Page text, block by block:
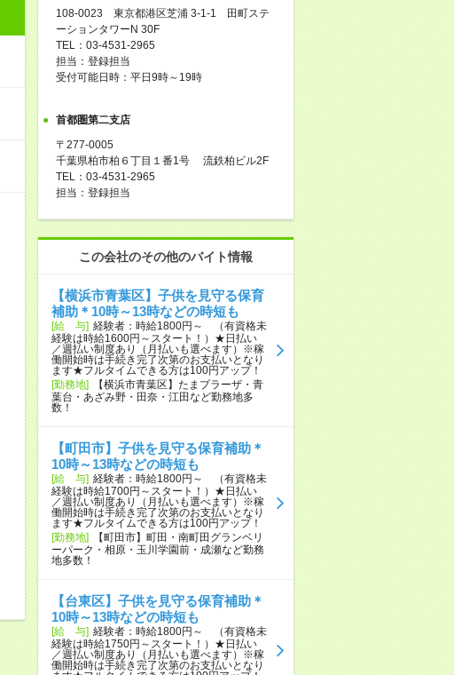
108-0023 東京都港区芝浦 3-1-1 田町ステ
ーションタワーN 30F
TEL：03-4531-2965
担当：登録担当
受付可能日時：平日9時～19時
首都圏第二支店
〒277-0005
千葉県柏市柏６丁目１番1号 流鉄柏ビル2F
TEL：03-4531-2965
担当：登録担当
この会社のその他のバイト情報
【横浜市青葉区】子供を見守る保育
補助＊10時～13時などの時短も
[給 与] 経験者：時給1800円～ （有資格未
経験は時給1600円～スタート！）★日払い
／週払い制度あり（月払いも選べます）※稼
働開始時は手続き完了次第のお支払いとなり
ます★フルタイムできる方は100円アップ！
[勤務地]
【横浜市青葉区】たまプラーザ・青
葉台・あざみ野・田奈・江田など勤務地多
数！
【町田市】子供を見守る保育補助＊
10時～13時などの時短も
[給 与] 経験者：時給1800円～ （有資格未
経験は時給1700円～スタート！）★日払い
／週払い制度あり（月払いも選べます）※稼
働開始時は手続き完了次第のお支払いとなり
ます★フルタイムできる方は100円アップ！
[勤務地]
【町田市】町田・南町田グランベリ
ーパーク・相原・玉川学園前・成瀬など勤務
地多数！
【台東区】子供を見守る保育補助＊
10時～13時などの時短も
[給 与] 経験者：時給1800円～ （有資格未
経験は時給1750円～スタート！）★日払い
／週払い制度あり（月払いも選べます）※稼
働開始時は手続き完了次第のお支払いとなり